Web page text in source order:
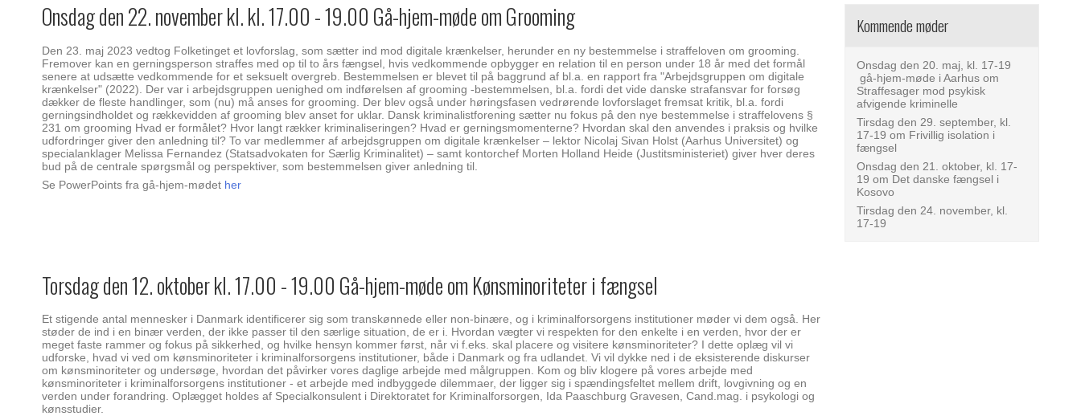
Onsdag den 22. november kl. kl. 17.00 - 19.00 Gå-hjem-møde om Grooming
Den 23. maj 2023 vedtog Folketinget et lovforslag, som sætter ind mod digitale krænkelser, herunder en ny bestemmelse i straffeloven om grooming.
Fremover kan en gerningsperson straffes med op til to års fængsel, hvis vedkommende opbygger en relation til en person under 18 år med det formål
senere at udsætte vedkommende for et seksuelt overgreb. Bestemmelsen er blevet til på baggrund af bl.a. en rapport fra "Arbejdsgruppen om digitale
krænkelser" (2022). Der var i arbejdsgruppen uenighed om indførelsen af grooming -bestemmelsen, bl.a. fordi det vide danske strafansvar for forsøg
dækker de fleste handlinger, som (nu) må anses for grooming. Der blev også under høringsfasen vedrørende lovforslaget fremsat kritik, bl.a. fordi
gerningsindholdet og rækkevidden af grooming blev anset for uklar. Dansk kriminalistforening sætter nu fokus på den nye bestemmelse i straffelovens §
231 om grooming Hvad er formålet? Hvor langt rækker kriminaliseringen? Hvad er gerningsmomenterne? Hvordan skal den anvendes i praksis og hvilke
udfordringer giver den anledning til? To var medlemmer af arbejdsgruppen om digitale krænkelser – lektor Nicolaj Sivan Holst (Aarhus Universitet) og
specialanklager Melissa Fernandez (Statsadvokaten for Særlig Kriminalitet) – samt kontorchef Morten Holland Heide (Justitsministeriet) giver hver deres
bud på de centrale spørgsmål og perspektiver, som bestemmelsen giver anledning til.
Se PowerPoints fra gå-hjem-mødet her
Torsdag den 12. oktober kl. 17.00 - 19.00 Gå-hjem-møde om Kønsminoriteter i fængsel
Et stigende antal mennesker i Danmark identificerer sig som transkønnede eller non-binære, og i kriminalforsorgens institutioner møder vi dem også. Her
støder de ind i en binær verden, der ikke passer til den særlige situation, de er i. Hvordan vægter vi respekten for den enkelte i en verden, hvor der er
meget faste rammer og fokus på sikkerhed, og hvilke hensyn kommer først, når vi f.eks. skal placere og visitere kønsminoriteter? I dette oplæg vil vi
udforske, hvad vi ved om kønsminoriteter i kriminalforsorgens institutioner, både i Danmark og fra udlandet. Vi vil dykke ned i de eksisterende diskurser
om kønsminoriteter og undersøge, hvordan det påvirker vores daglige arbejde med målgruppen. Kom og bliv klogere på vores arbejde med
kønsminoriteter i kriminalforsorgens institutioner - et arbejde med indbyggede dilemmaer, der ligger sig i spændingsfeltet mellem drift, lovgivning og en
verden under forandring. Oplægget holdes af Specialkonsulent i Direktoratet for Kriminalforsorgen, Ida Paaschburg Gravesen, Cand.mag. i psykologi og
kønsstudier.
Kommende møder
Onsdag den 20. maj, kl. 17-19
gå-hjem-møde i Aarhus om
Straffesager mod psykisk
afvigende kriminelle
Tirsdag den 29. september, kl.
17-19 om Frivillig isolation i
fængsel
Onsdag den 21. oktober, kl. 17-
19 om Det danske fængsel i
Kosovo
Tirsdag den 24. november, kl.
17-19